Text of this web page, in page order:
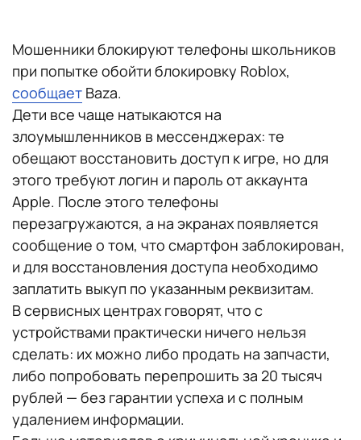
Мошенники блокируют телефоны школьников
при попытке обойти блокировку Roblox,
сообщает Baza.
Дети все чаще натыкаются на
злоумышленников в мессенджерах: те
обещают восстановить доступ к игре, но для
этого требуют логин и пароль от аккаунта
Apple. После этого телефоны
перезагружаются, а на экранах появляется
сообщение о том, что смартфон заблокирован,
и для восстановления доступа необходимо
заплатить выкуп по указанным реквизитам.
В сервисных центрах говорят, что с
устройствами практически ничего нельзя
сделать: их можно либо продать на запчасти,
либо попробовать перепрошить за 20 тысяч
рублей — без гарантии успеха и с полным
удалением информации.